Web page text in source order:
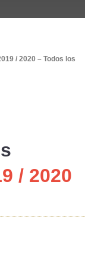
/ 2020 – Todos los
/ 2020